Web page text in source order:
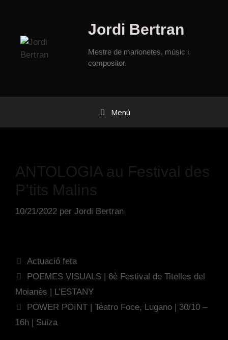
Jordi Bertran
Mestre de marionetes, músic i
compositor.
Menú
ANTOLOGIA au Festival des
P’tits Malins
10/21/2022 per Jordi Bertran
Actuació feta
POEMES VISUALS | 6è Festival de Titelles del
Moianès | L’ESTANY
POWER POINT | Teatro Foce, Lugano | 30/10 –
16h | Suiza